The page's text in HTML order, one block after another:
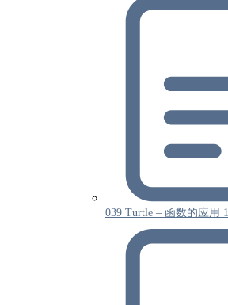
039 Turtle – 函数的应用 1